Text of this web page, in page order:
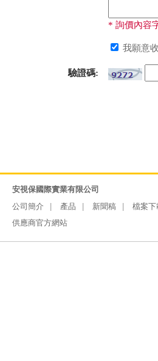
* 詢價內容
我願意
驗證碼:
安視保國際實業有限公司
公司簡介
產品 新聞稿
檔案下
供應商官方網站